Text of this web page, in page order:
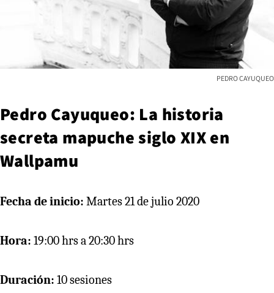
PEDRO CAYUQUEO
Pedro Cayuqueo: La historia
secreta mapuche siglo XIX en
Wallpamu
Fecha de inicio: Martes 21 de julio 2020
Hora: 19:00 hrs a 20:30 hrs
Duración: 10 sesiones